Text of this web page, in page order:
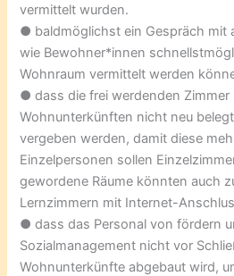
vermittelt wurden.
● baldmöglichst ein Gespräch mit
wie Bewohner*innen
Wohnraum vermittelt werden
● dass die frei werdenden Zimmer
Wohnunterkünften nicht neu
vergeben werden, damit diese
Einzelpersonen sollen
gewordene Räume könnten auch
Lernzimmern mit Internet-
● dass das Personal von fördern
Sozialmanagement nicht vor
Wohnunterkünfte abgebaut wird,